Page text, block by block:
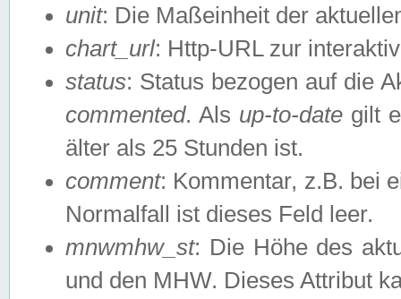
unit: Die Maßeinheit der
chart_url: Http-URL zur
status: Status bezogen auf die
commented. Als up-to-date gilt
älter als 25 Stunden ist.
comment: Kommentar, z.B. bei
Normalfall ist dieses Feld leer.
mnwmhw_st: Die Höhe des
und den MHW. Dieses Attribut